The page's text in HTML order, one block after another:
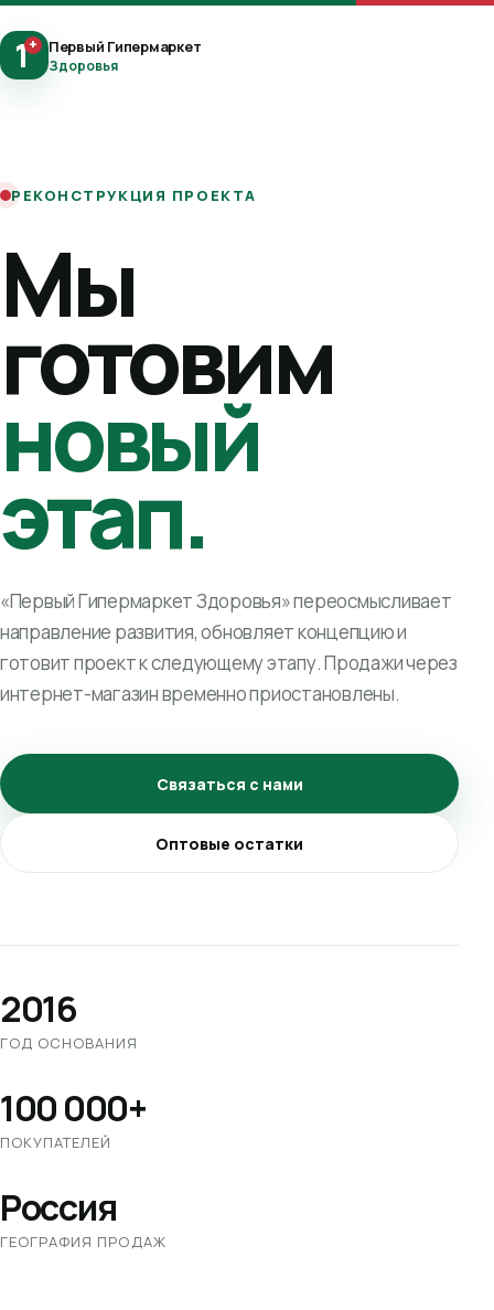
1+ Первый Гипермаркет
Здоровья
РЕКОНСТРУКЦИЯ ПРОЕКТА
Мы
готовим
новый
этап.
«Первый Гипермаркет Здоровья» переосмысливает
направление развития, обновляет концепцию и
готовит проект к следующему этапу. Продажи через
интернет-магазин временно приостановлены.
Связаться с нами
Оптовые остатки
2016
ГОД ОСНОВАНИЯ
100 000+
ПОКУПАТЕЛЕЙ
Россия
ГЕОГРАФИЯ ПРОДАЖ